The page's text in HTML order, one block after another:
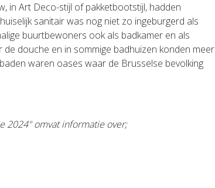
in Art Deco-stijl of pakketbootstijl, hadden
sanitair was nog niet zo ingeburgerd als
buurtbewoners ook als badkamer en als
douche en in sommige badhuizen konden meer
waren oases waar de Brusselse bevolking
2024" omvat informatie over;